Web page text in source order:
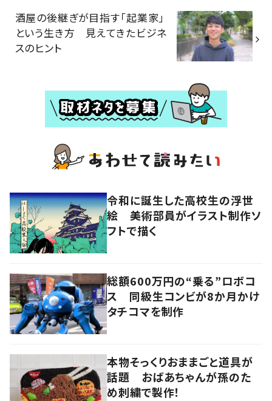
酒屋の後継ぎが目指す「起業家」
という生き方 見えてきたビジネ
スのヒント
令和に誕生した高校生の浮世
絵 美術部員がイラスト制作ソ
フトで描く
総額600万円の“乗る”ロボコ
ス 同級生コンビが8か月かけ
タチコマを制作
本物そっくりおままごと道具が
話題 おばあちゃんが孫のた
め刺繍で製作！